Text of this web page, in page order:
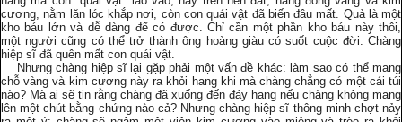
cương, nằm lăn lóc khắp nơi, còn con quái vật đã biến đâu mất. Quả là một
kho báu lớn và dễ dàng để có được. Chỉ cần một phần kho báu này thôi,
một người cũng có thể trở thành ông hoàng giàu có suốt cuộc đời. Chàng
hiệp sĩ đã quên mất con quái vật.
Nhưng chàng hiệp sĩ lại gặp phải một vấn đề khác: làm sao có thể mang
chỗ vàng và kim cương này ra khỏi hang khi mà chàng chẳng có một cái túi
nào? Mà ai sẽ tin rằng chàng đã xuống đến đáy hang nếu chàng không mang
lên một chút bằng chứng nào cả? Nhưng chàng hiệp sĩ thông minh chợt nảy